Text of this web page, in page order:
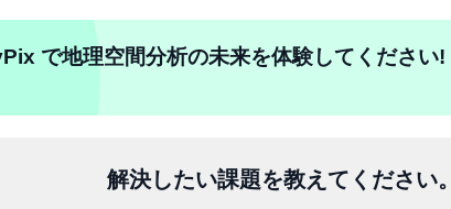
で地理空間分析の未来を体験してください!
解決したい課題を教えてください